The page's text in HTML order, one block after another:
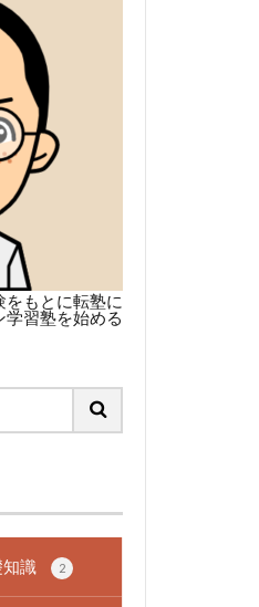
もとに転塾に
習塾を始める
識 2